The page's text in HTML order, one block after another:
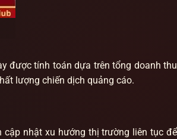
được tính toán dựa trên tổng doanh thu
lượng chiến dịch quảng cáo.
cập nhật xu hướng thị trường liên tục để